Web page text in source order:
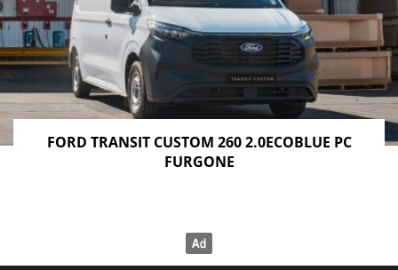
FORD TRANSIT CUSTOM 260 2.0ECOBLUE PC
FURGONE